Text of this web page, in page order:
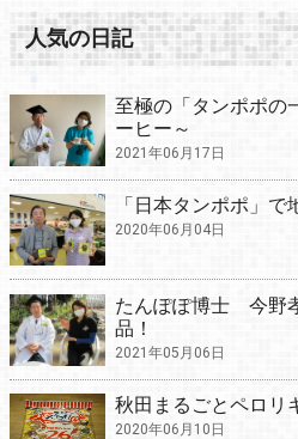
人気の日記
至極の「タンポポの
ーヒー～
2021年06月17日
「日本タンポポ」で
2020年06月04日
たんぽぽ博士 今野
品！
2021年05月06日
秋田まるごとペロリ
2020年06月10日